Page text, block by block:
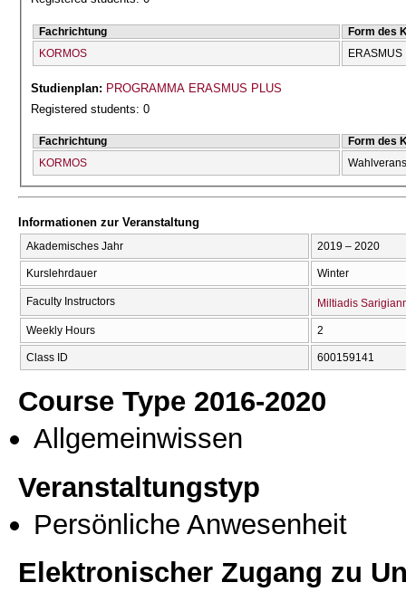
Fachrichtung
Form des
KORMOS
ERASMUS
Studienplan: PROGRAMMA ERASMUS PLUS
Registered students: 0
Fachrichtung
Form des
KORMOS
Informationen zur Veranstaltung
Akademisches Jahr 2019 – 2020
Kurslehrdauer Winter
Faculty Instructors Miltiadis
Weekly Hours 2
Class ID 600159141
Course Type 2016-2020
Allgemeinwissen
Veranstaltungstyp
Persönliche Anwesenheit
Elektronischer Zugang zu